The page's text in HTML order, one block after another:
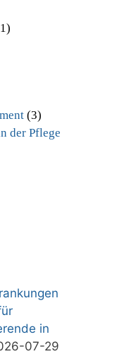
(3)
der Pflege
in
07-29